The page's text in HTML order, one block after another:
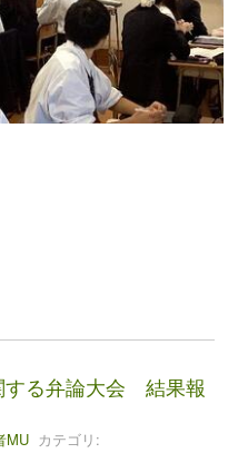
する弁論大会 結果報
MU カテゴリ: